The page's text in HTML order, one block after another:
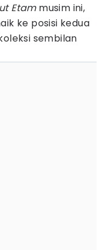
Etammusim ini,
ke posisi kedua
sembilan